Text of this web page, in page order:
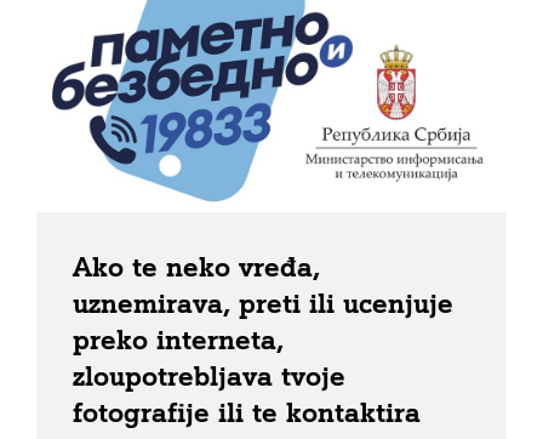
Ako te neko vređa,
uznemirava, preti ili ucenjuje
preko interneta,
zloupotrebljava tvoje
fotografije ili te kontaktira